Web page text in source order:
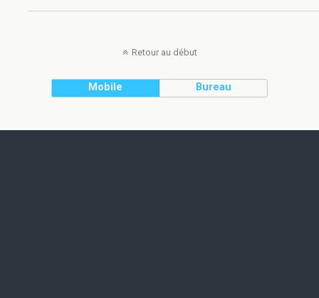
Retour au début
Mobile Bureau